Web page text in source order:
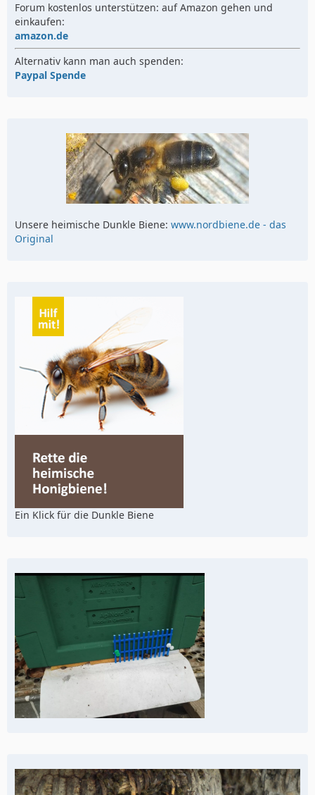
Forum kostenlos unterstützen: auf Amazon gehen und
einkaufen:
amazon.de
Alternativ kann man auch spenden:
Paypal Spende
Unsere heimische Dunkle Biene: www.nordbiene.de - das
Original
Ein Klick für die Dunkle Biene